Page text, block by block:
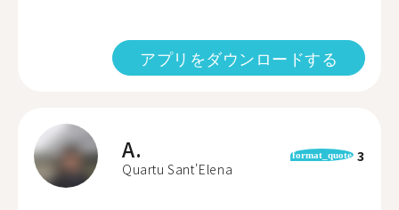
アプリをダウンロードする
A.
Quartu Sant'Elena
format_quote 3